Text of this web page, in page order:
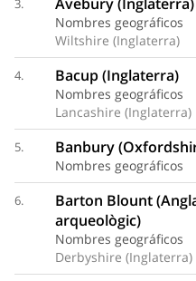
3.
Nombres geográficos
Wiltshire (Inglaterra)
4. Bacup (Inglaterra)
Nombres geográficos
Lancashire (Inglaterra)
5. Banbury
Nombres geográficos
6.
Barton Blount
arqueològic)
Nombres geográficos
Derbyshire (Inglaterra)